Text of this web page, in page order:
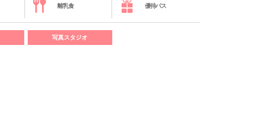
離乳食 優待パス
写真スタジオ